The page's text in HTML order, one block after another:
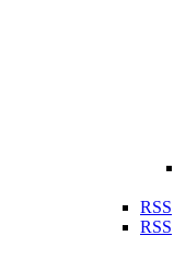
RSS
RSS